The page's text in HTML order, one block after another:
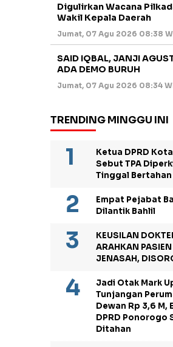
Digulirkan Wacana
Wakil Kepala Daerah
Jumat, 07 Agu 2026 08:38
SAID IQBAL, JANJI
ADA DEMO BURUH
Jumat, 07 Agu 2026 08:34
TRENDING MINGGU INI
Ketua DPRD
Sebut TPA
Tinggal Bertahan
Empat Pejabat
Dilantik Bahlil
KEUSILAN
ARAHKAN
JENASAH,
Jadi Otak Mark
Tunjangan
Dewan Rp 3,6 M,
DPRD Ponorogo
Ditahan